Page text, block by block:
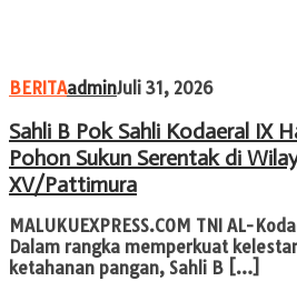
BERITAadminJuli 31, 2026
Sahli B Pok Sahli Kodaeral IX
Pohon Sukun Serentak di
XV/Pattimura
MALUKUEXPRESS.COM TNI AL-
Dalam rangka memperkuat
ketahanan pangan, Sahli B […]